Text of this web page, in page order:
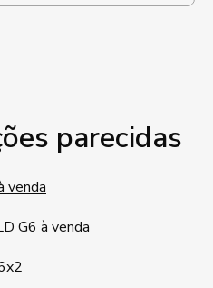
parecidas
venda
G6 à venda